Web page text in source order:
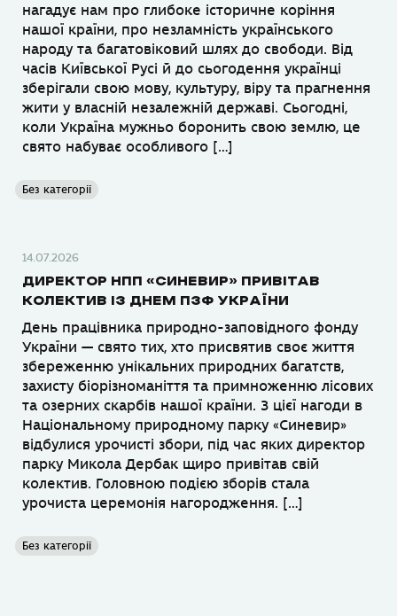
нагадує нам про глибоке історичне коріння
нашої країни, про незламність українського
народу та багатовіковий шлях до свободи. Від
часів Київської Русі й до сьогодення українці
зберігали свою мову, культуру, віру та прагнення
жити у власній незалежній державі. Сьогодні,
коли Україна мужньо боронить свою землю, це
свято набуває особливого […]
Без категорії
14.07.2026
ДИРЕКТОР НПП «СИНЕВИР» ПРИВІТАВ
КОЛЕКТИВ ІЗ ДНЕМ ПЗФ УКРАЇНИ
День працівника природно-заповідного фонду
України — свято тих, хто присвятив своє життя
збереженню унікальних природних багатств,
захисту біорізноманіття та примноженню лісових
та озерних скарбів нашої країни. З цієї нагоди в
Національному природному парку «Синевир»
відбулися урочисті збори, під час яких директор
парку Микола Дербак щиро привітав свій
колектив. Головною подією зборів стала
урочиста церемонія нагородження. […]
Без категорії